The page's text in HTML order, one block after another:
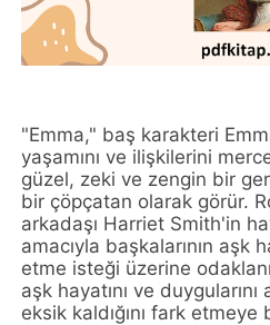
"Emma," baş karakteri
yaşamını ve ilişkilerini
güzel, zeki ve zengin bir
bir çöpçatan olarak görür.
arkadaşı Harriet Smith'in
amacıyla başkalarının aşk
etme isteği üzerine
aşk hayatını ve
eksik kaldığını fark etmeye